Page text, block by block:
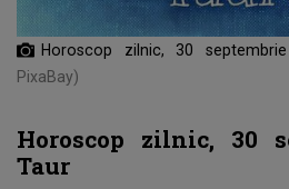
Horoscop zilnic, 30
PixaBay)
Horoscop zilnic, 30
Taur